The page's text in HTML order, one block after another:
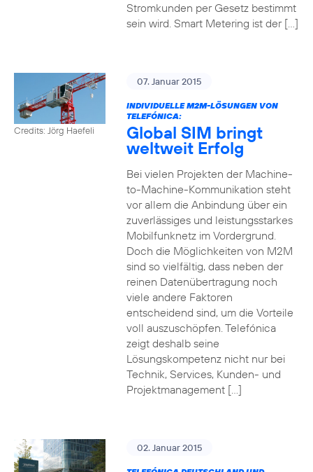
Stromkunden per Gesetz bestimmt
sein wird. Smart Metering ist der […]
Credits: Jörg Haefeli
07. Januar 2015
INDIVIDUELLE M2M-LÖSUNGEN VON
TELEFÓNICA:
Global SIM bringt
weltweit Erfolg
Bei vielen Projekten der Machine-
to-Machine-Kommunikation steht
vor allem die Anbindung über ein
zuverlässiges und leistungsstarkes
Mobilfunknetz im Vordergrund.
Doch die Möglichkeiten von M2M
sind so vielfältig, dass neben der
reinen Datenübertragung noch
viele andere Faktoren
entscheidend sind, um die Vorteile
voll auszuschöpfen. Telefónica
zeigt deshalb seine
Lösungskompetenz nicht nur bei
Technik, Services, Kunden- und
Projektmanagement […]
02. Januar 2015